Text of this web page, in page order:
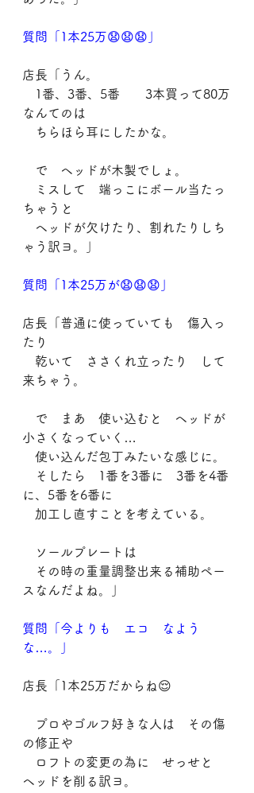
質問「1本25万😧😧😧」
店長「うん。
1番、3番、5番　　3本買って80万
なんてのは
ちらほら耳にしたかな。
で　ヘッドが木製でしょ。
ミスして　端っこにボール当たっ
ちゃうと
ヘッドが欠けたり、割れたりしち
ゃう訳ヨ。」
質問「1本25万が😧😧😧」
店長「普通に使っていても　傷入っ
たり
乾いて　ささくれ立ったり　して
来ちゃう。
で　まあ　使い込むと　ヘッドが
小さくなっていく…
使い込んだ包丁みたいな感じに。
そしたら　1番を3番に　3番を4番
に、5番を6番に
加工し直すことを考えている。
ソールプレートは
その時の重量調整出来る補助ペー
スなんだよね。」
質問「今よりも　エコ　なよう
な…。」
店長「1本25万だからね😌
プロやゴルフ好きな人は　その傷
の修正や
ロフトの変更の為に　せっせと
ヘッドを削る訳ヨ。